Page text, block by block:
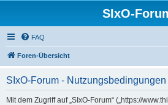
SIxO-
FAQ
Foren-Übersicht
SIxO-Forum - Nutzungsbedingungen
Mit dem Zugriff auf „SIxO-Forum“ („https://